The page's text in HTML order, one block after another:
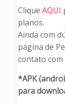
Clique AQUI
planos.
Ainda com
página de
contato
*APK
para